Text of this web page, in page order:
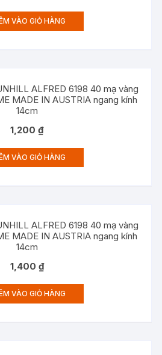
VÀO GIỎ HÀNG
ALFRED 6198 40 mạ vàng
MADE IN AUSTRIA ngang kính
14cm
1,200₫
VÀO GIỎ HÀNG
ALFRED 6198 40 mạ vàng
MADE IN AUSTRIA ngang kính
14cm
1,400 ₫
VÀO GIỎ HÀNG